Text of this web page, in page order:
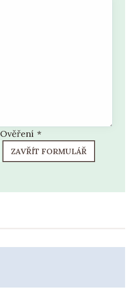
Ověření *
ZAVŘÍT FORMULÁŘ